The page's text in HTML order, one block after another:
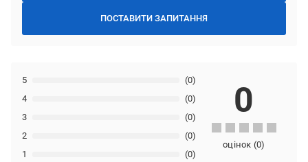
ПОСТАВИТИ ЗАПИТАННЯ
1 (0)
2 (0)
3 (0)
4 (0)
5 (0)
0
оцінок (0)